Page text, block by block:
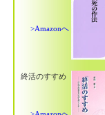
>Amazonへ
終活のすすめ